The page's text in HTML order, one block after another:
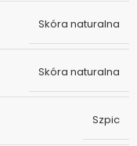
Skóra naturalna
Skóra naturalna
Szpic